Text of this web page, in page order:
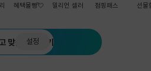
혜택몰빵💘 밀리언 셀러 점핑패스 선물
맞춤 추천 받기
설정